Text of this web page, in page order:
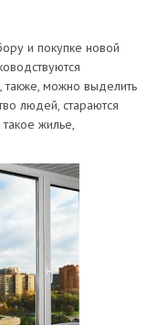
и покупке новой
можно выделить
людей, стараются
жилье,